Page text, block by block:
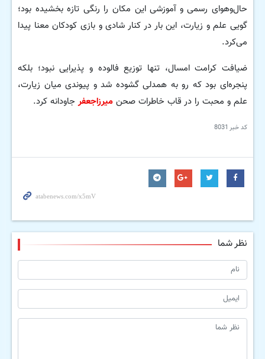
حال‌وهوای رسمی و آموزشی این مکان را رنگی تازه بخشیده بود؛
گویی علم و زیارت، این بار در کنار شادی و بازی کودکان معنا پیدا
می‌کرد.
ضیافت کرامت امسال، تنها توزیع فالوده و پذیرایی نبود؛ بلکه
پنجره‌ای بود که رو به همدلی گشوده شد و پیوندی میان زیارت،
علم و محبت را در قاب خاطرات صحن میرزاجعفر جاودانه کرد.
کد خبر 8031
نظر شما